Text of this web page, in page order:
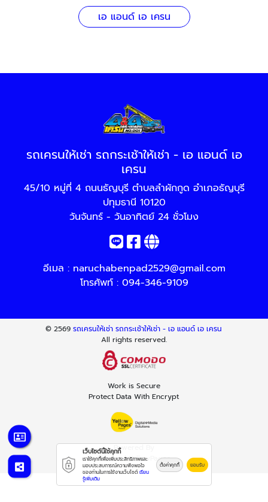
เอ แอนด์ เอ เครน
รถเครนให้เช่า รถกระเช้าให้เช่า - เอ แอนด์ เอ
เครน
45/10 หมู่ที่ 4 ถนนธัญบุรี ตำบลลำผักกูด อำเภอธัญบุรี
ปทุมธานี 10120
วันจันทร์ - วันอาทิตย์ 24 ชั่วโมง
อีเมล : naruchabenpad2529@gmail.com
โทรศัพท์ : 094-346-9109
© 2569รถเครนให้เช่า รถกระเช้าให้เช่า - เอ แอนด์ เอ เครน
All rights reserved.
Work is Secure
Protect Data With Encrypt
Powered By
Thailand YellowPages
เว็บไซต์นี้ใช้คุกกี้
เราใช้คุกกี้เพื่อเพิ่มประสิทธิภาพและ
มอบประสบการณ์ความพึงพอใจ
ของท่านในการใช้งานเว็บไซต์ เรียน
รู้เพิ่มเติม
ตั้งค่าคุกกี้ ยอมรับ